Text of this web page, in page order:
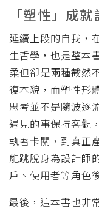
「塑性」成就
延續上段的自我，
生哲學，也是整本
柔但卻是兩種截然
復本貌，而塑性形
思考並不是隨波逐
遇見的事保持客觀
執著卡關，到真正
能跳脫身為設計師
戶、使用者等角色
最後，這本書也非